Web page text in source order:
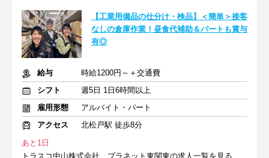
【工業用備品の仕分け・検品】＜簡単＞接客
なしの倉庫作業！昼食代補助＆パートも賞与
有◎
給与
時給1200円～＋交通費
シフト
週5日 1日6時間以上
雇用形態
アルバイト・パート
アクセス
北松戸駅 徒歩8分
あと1日
トラスコ中山株式会社 プラネット東関東の求人一覧を見る